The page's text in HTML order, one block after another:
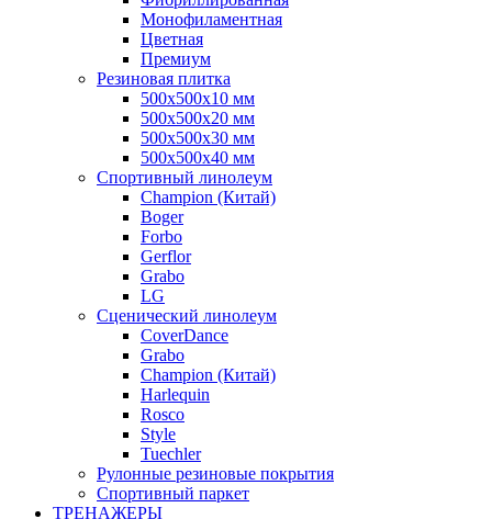
Монофиламентная
Цветная
Премиум
Резиновая плитка
500х500х10 мм
500х500х20 мм
500х500х30 мм
500х500х40 мм
Спортивный линолеум
Champion (Китай)
Boger
Forbo
Gerflor
Grabo
LG
Сценический линолеум
CoverDance
Grabo
Champion (Китай)
Harlequin
Rosco
Style
Tuechler
Рулонные резиновые покрытия
Спортивный паркет
ТРЕНАЖЕРЫ